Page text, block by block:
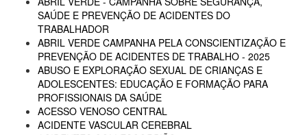
SAÚDE E PREVENÇÃO DE ACIDENTES DO
TRABALHADOR
ABRIL VERDE CAMPANHA PELA CONSCIENTIZAÇÃO E
PREVENÇÃO DE ACIDENTES DE TRABALHO - 2025
ABUSO E EXPLORAÇÃO SEXUAL DE CRIANÇAS E
ADOLESCENTES: EDUCAÇÃO E FORMAÇÃO PARA
PROFISSIONAIS DA SAÚDE
ACESSO VENOSO CENTRAL
ACIDENTE VASCULAR CEREBRAL